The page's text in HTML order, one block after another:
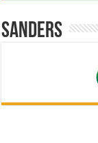
Sanders